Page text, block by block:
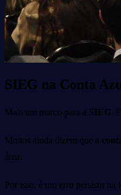
SIEG na Conta
Mais um marco para a SIEG.
Muitos ainda dizem que a
área.
Por isso, é um erro persistir